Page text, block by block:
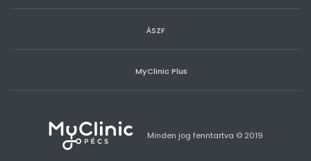
ÁSZF
MyClinic Plus
Minden jog fenntartva © 2019